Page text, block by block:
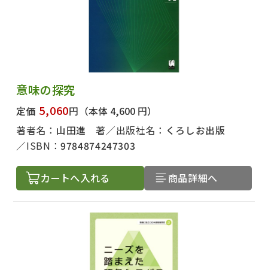
意味の探究
定価 5,060円 （本体 4,600 円）
著者名： 山田進 著 出版社名： くろしお出版
ISBN：9784874247303
カートへ入れる 商品詳細へ